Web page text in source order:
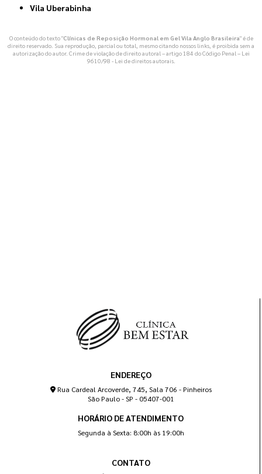
Vila Uberabinha
O conteúdo do texto "Clínicas de Reposição Hormonal em Gel Vila Anglo Brasileira" é de
direito reservado. Sua reprodução, parcial ou total, mesmo citando nossos links, é proibida sem a
autorização do autor. Crime de violação de direito autoral – artigo 184 do Código Penal – Lei
9610/98 - Lei de direitos autorais.
ENDEREÇO
Rua Cardeal Arcoverde, 745, Sala 706 - Pinheiros
São Paulo - SP - 05407-001
HORÁRIO DE ATENDIMENTO
Segunda à Sexta: 8:00h às 19:00h
CONTATO